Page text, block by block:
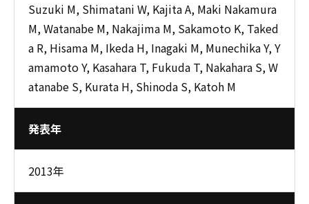
Suzuki M, Shimatani W, Kajita A, Maki Nakamura
M, Watanabe M, Nakajima M, Sakamoto K, Taked
a R, Hisama M, Ikeda H, Inagaki M, Munechika Y, Y
amamoto Y, Kasahara T, Fukuda T, Nakahara S, W
atanabe S, Kurata H, Shinoda S, Katoh M
発表年
2013年